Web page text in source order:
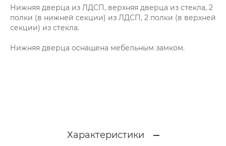
Нижняя дверца из ЛДСП, верхняя дверца из стекла, 2
полки (в нижней секции) из ЛДСП, 2 полки (в верхней
секции) из стекла.
Нижняя дверца оснащена мебельным замком.
Характеристики